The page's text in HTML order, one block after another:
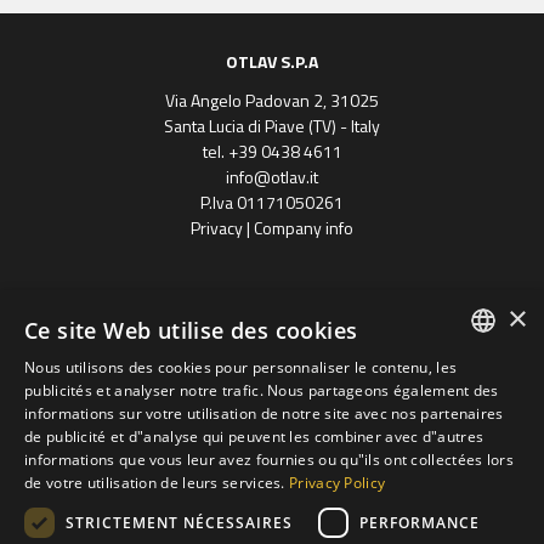
OTLAV S.P.A
Via Angelo Padovan 2, 31025
Santa Lucia di Piave (TV) - Italy
tel. +39 0438 4611
info@otlav.it
P.Iva 01171050261
Privacy|Company info
Progetto finanziato
con il POR FESR 2014 - 2020
Regione Veneto
groupe Otlav S.P.A
ENGLISH
SPANISH
FRENCH
×
Ce site Web utilise des cookies
Nous utilisons des cookies pour personnaliser le contenu, les
publicités et analyser notre trafic. Nous partageons également des
informations sur votre utilisation de notre site avec nos partenaires
de publicité et d"analyse qui peuvent les combiner avec d"autres
informations que vous leur avez fournies ou qu"ils ont collectées lors
de votre utilisation de leurs services. Privacy Policy
STRICTEMENT NÉCESSAIRES
PERFORMANCE